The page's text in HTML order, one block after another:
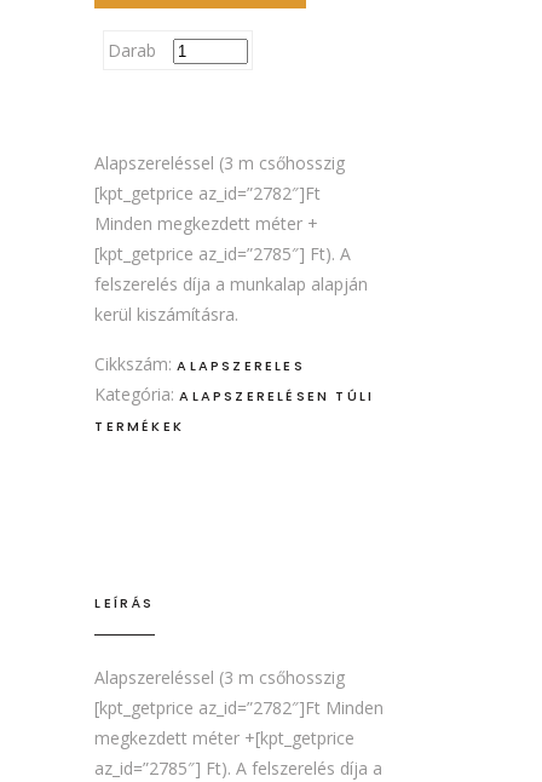
Darab
Alapszereléssel (3 m csőhosszig
[kpt_getprice az_id=”2782″]Ft
Minden megkezdett méter +
[kpt_getprice az_id=”2785″] Ft). A
felszerelés díja a munkalap alapján
kerül kiszámításra.
Cikkszám:ALAPSZERELES
Kategória:ALAPSZERELÉSEN TÚLI
TERMÉKEK
LEÍRÁS
Alapszereléssel (3 m csőhosszig
[kpt_getprice az_id=”2782″]Ft Minden
megkezdett méter +[kpt_getprice
az_id=”2785″] Ft). A felszerelés díja a